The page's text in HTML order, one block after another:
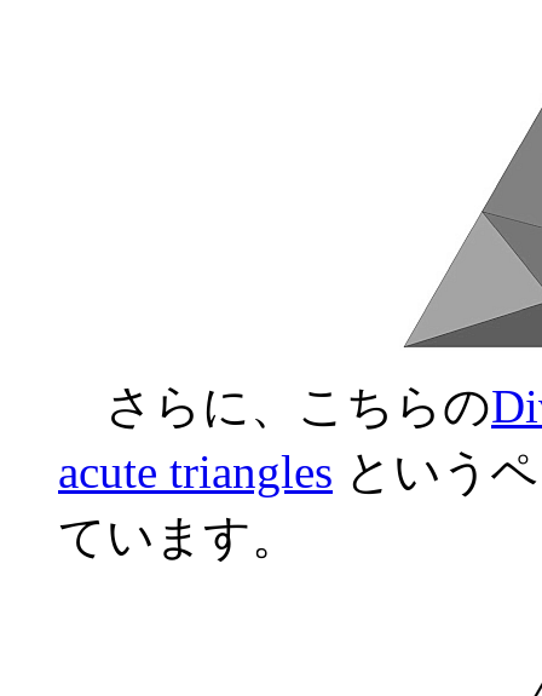
さらに、こちらの
acute triangles という
ています。